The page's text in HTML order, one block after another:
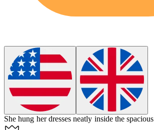
She hung her dresses neatly inside the spacious